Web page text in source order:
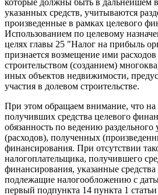
указанных средств, учитываются
произведенные в рамках целевого
Использованием по целевому
целях главы 25 "Налог на прибыль
признается возмещение ими
строительством (созданием)
иных объектов недвижимости,
участия в долевом строительстве.
При этом обращаем внимание, что на
получивших средства целевого
обязанность по ведению раздельного
(расходов), полученных
финансирования. При отсутствии
налогоплательщика, получившего
финансирования, указанные
подлежащие налогообложению с
первый подпункта 14 пункта 1